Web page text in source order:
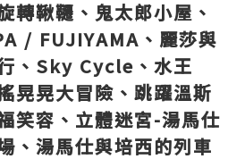
轉鞦韆、鬼太郎小屋、
/ FUJIYAMA、麗莎與
、Sky Cycle、水王
晃晃大冒險、跳躍溫斯
笑容、立體迷宮-湯馬仕
、湯馬仕與培西的列車